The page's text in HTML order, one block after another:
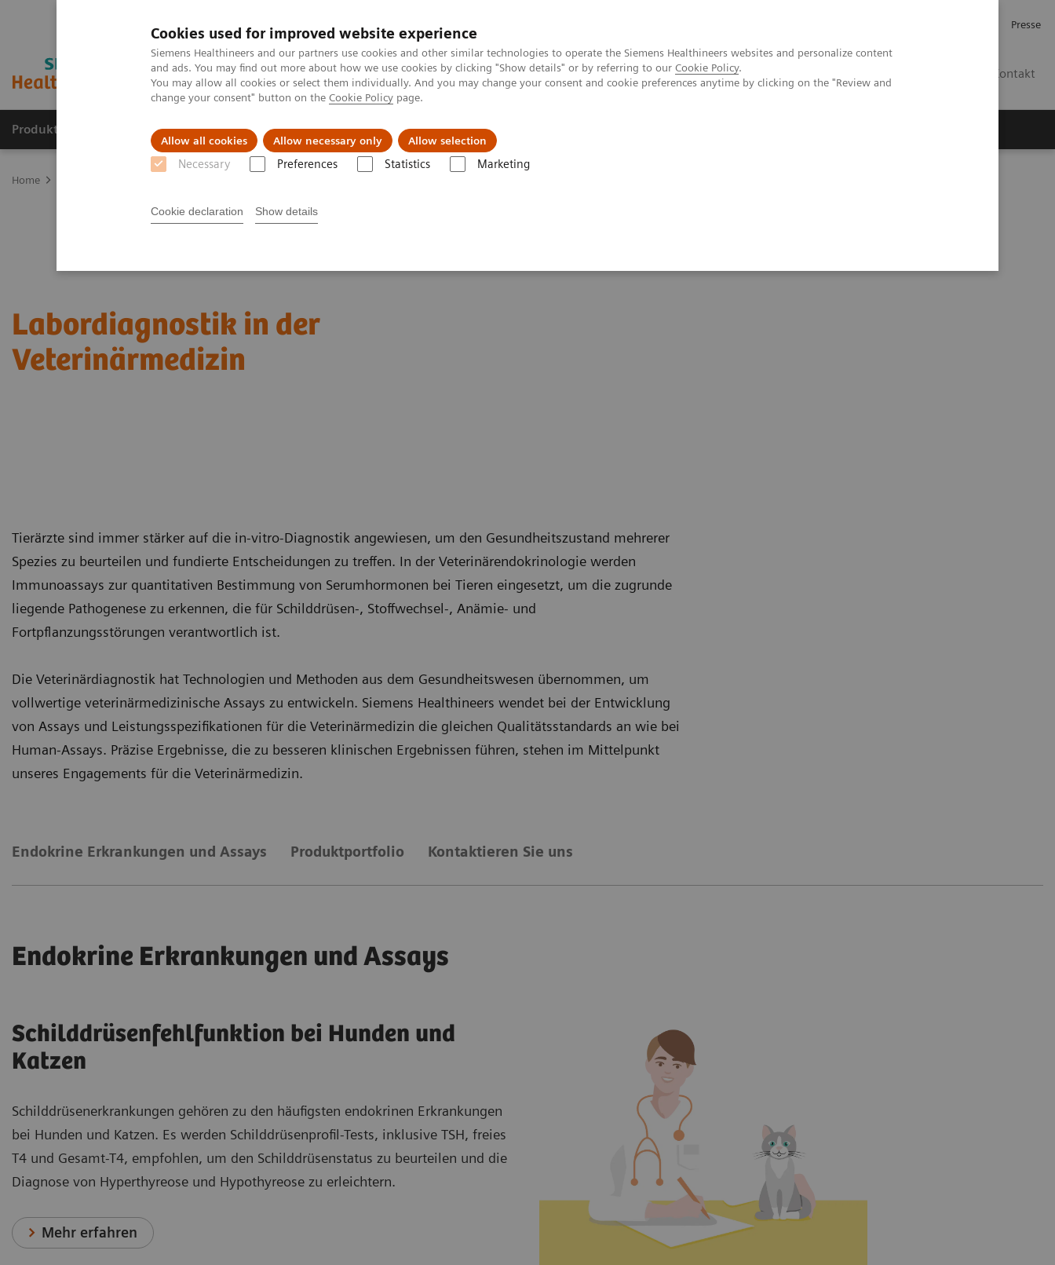
Cookies used for improved website experience
Siemens Healthineers and our partners use cookies and other similar technologies to operate the Siemens Healthineers websites and personalize content
and ads. You may find out more about how we use cookies by clicking "Show details" or by referring to our Cookie Policy.
You may allow all cookies or select them individually. And you may change your consent and cookie preferences anytime by clicking on the "Review and
change your consent" button on the Cookie Policy page.
Allow all cookies Allow necessary only Allow selection
Necessary Preferences Statistics Marketing
Cookie declaration Show details
Presse
Kontakt
Produkte & Services Fachbereiche News & Events Über uns
Home
Labordiagnostik in der
Veterinärmedizin
Tierärzte sind immer stärker auf die in-vitro-Diagnostik angewiesen, um den Gesundheitszustand mehrerer
Spezies zu beurteilen und fundierte Entscheidungen zu treffen. In der Veterinärendokrinologie werden
Immunoassays zur quantitativen Bestimmung von Serumhormonen bei Tieren eingesetzt, um die zugrunde
liegende Pathogenese zu erkennen, die für Schilddrüsen-, Stoffwechsel-, Anämie- und
Fortpflanzungsstörungen verantwortlich ist.
Die Veterinärdiagnostik hat Technologien und Methoden aus dem Gesundheitswesen übernommen, um
vollwertige veterinärmedizinische Assays zu entwickeln. Siemens Healthineers wendet bei der Entwicklung
von Assays und Leistungsspezifikationen für die Veterinärmedizin die gleichen Qualitätsstandards an wie bei
Human-Assays. Präzise Ergebnisse, die zu besseren klinischen Ergebnissen führen, stehen im Mittelpunkt
unseres Engagements für die Veterinärmedizin.
Endokrine Erkrankungen und Assays Produktportfolio Kontaktieren Sie uns
Endokrine Erkrankungen und Assays
Schilddrüsenfehlfunktion bei Hunden und
Katzen
Schilddrüsenerkrankungen gehören zu den häufigsten endokrinen Erkrankungen
bei Hunden und Katzen. Es werden Schilddrüsenprofil-Tests, inklusive TSH, freies
T4 und Gesamt-T4, empfohlen, um den Schilddrüsenstatus zu beurteilen und die
Diagnose von Hyperthyreose und Hypothyreose zu erleichtern.
Mehr erfahren